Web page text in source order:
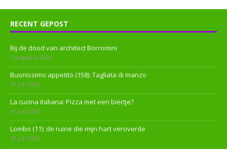
RECENT GEPOST
Bij de dood van architect Borromini
1 augustus 2026
Buonissimo appetito (158): Tagliata di manzo
31 juli 2026
La cucina italiana: Pizza met een biertje?
31 juli 2026
Lombo (11): de ruïne die mijn hart veroverde
30 juli 2026